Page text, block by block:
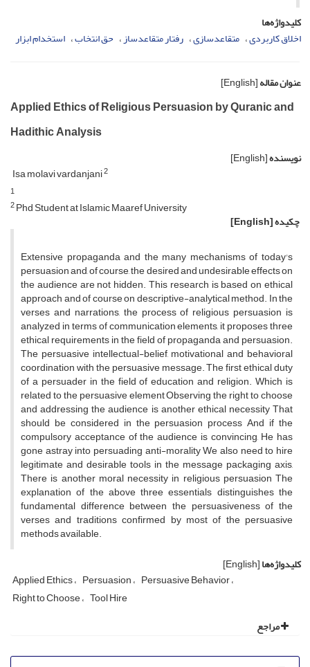
کلیدواژه‌ها
اخلاق کاربردی متقاعدسازی رفتار متقاعدساز حق انتخاب استخدام ابزار
عنوان مقاله[English]
Applied Ethics of Religious Persuasion by Quranic and
Hadithic Analysis
نویسنده[English]
Isa molavi vardanjani2
1
2Phd Student at Islamic Maaref University
چکیده[English]
Extensive propaganda and the many mechanisms of today's
persuasion and, of course, the desired and undesirable effects on
the audience are not hidden. This research is based on ethical
approach and of course on descriptive-analytical method. In the
verses and narrations, the process of religious persuasion is
analyzed in terms of communication elements, it proposes three
ethical requirements in the field of propaganda and persuasion.
The persuasive intellectual-belief, motivational and behavioral
coordination with the persuasive message. The first ethical duty
of a persuader in the field of education and religion. Which is
related to the persuasive element Observing the right to choose
and addressing the audience is another ethical necessity That
should be considered in the persuasion process And if the
compulsory acceptance of the audience is convincing, He has
gone astray into persuading anti-morality We also need to hire
legitimate and desirable tools in the message packaging axis,
There is another moral necessity in religious persuasion The
explanation of the above three essentials distinguishes the
fundamental difference between the persuasiveness of the
verses and traditions confirmed by most of the persuasive
methods available.
کلیدواژه‌ها[English]
Applied Ethics Persuasion Persuasive Behavior
Right to Choose Tool Hire
مراجع